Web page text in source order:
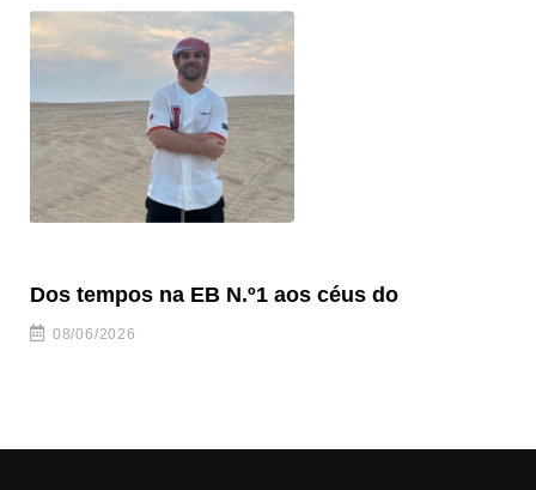
Dos tempos na EB N.º1 aos céus do
08/06/2026